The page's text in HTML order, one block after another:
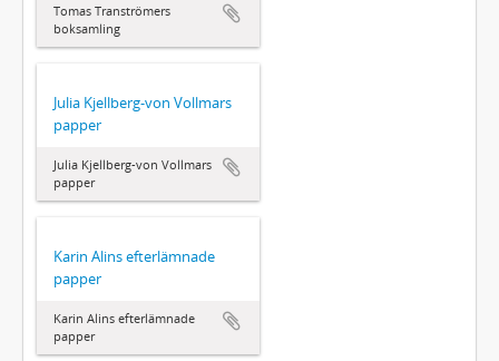
Tomas Tranströmers
boksamling
Julia Kjellberg-von Vollmars
papper
Julia Kjellberg-von Vollmars
papper
Karin Alins efterlämnade
papper
Karin Alins efterlämnade
papper